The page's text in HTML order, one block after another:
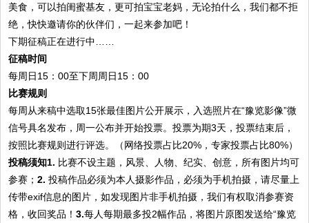
美食，可以拍闺蜜基友，更可拍宝宝老妈，无论拍什么，我们都不拒
绝，快快邀请你的伙伴们，一起来参加吧！
下期征稿正在进行中……
征稿时间
每周日15：00至下周周日15：00
比赛规则
每周从来稿中选取15张最佳图片公开展示，入选照片在“豫览影像”微
信号具名发布，周一公布并开始投票。投票为期3天，投票结束后，
按照比赛规则进行评选。（网络投票占比20%，专家投票占比80%）
投稿须知1. 比赛不设主题，风景、人物、纪实、创意，所有图片均可
参赛；2.投稿作品必须为本人摄影作品，必须为手机拍摄，请尽量上
传带exif信息的图片，如发现图片非手机拍摄，我们有权取消参赛资
格，收回奖品！3.每人每期最多投2幅作品，将图片原图发送给“豫览